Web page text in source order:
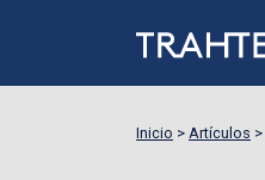
Inicio > Artículos >